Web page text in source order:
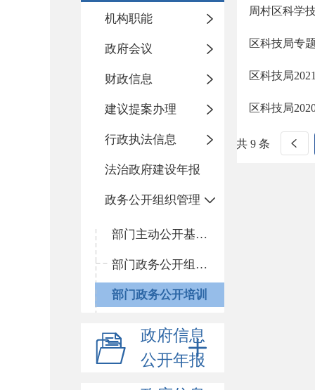
机构职能
政府会议
财政信息
建议提案办理
行政执法信息
法治政府建设年报
政务公开组织管理
部门主动公开基本目录
部门政务公开组织领导
部门政务公开培训
政府信息
公开年报
周村区科学
区科技局专
区科技局
区科技局
共 9 条